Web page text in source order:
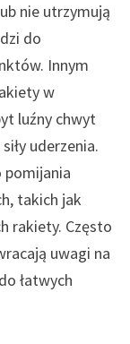
nie utrzymują
do
Innym
w
luźny chwyt
uderzenia.
pomijania
takich jak
rakiety. Często
uwagi na
łatwych